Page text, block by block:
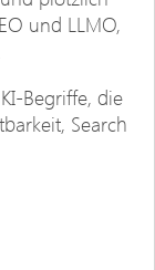
und LLMO,
Begriffe, die
Search